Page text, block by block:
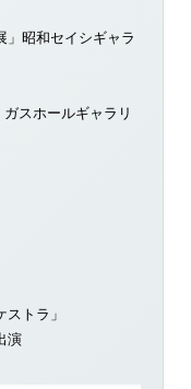
」昭和セイシギャラ
スホールギャラリ
トラ」
演